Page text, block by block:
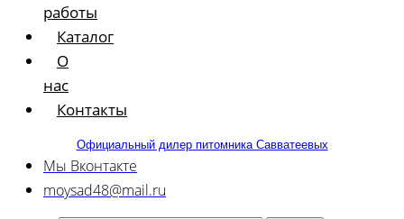
работы
Каталог
О
нас
Контакты
Официальный дилер питомника Савватеевых
Мы Вконтакте
moysad48@mail.ru